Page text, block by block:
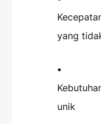
yang
unik